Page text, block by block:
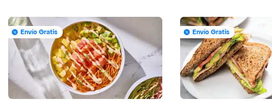
Envío Gratis Envío Gratis